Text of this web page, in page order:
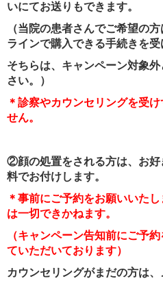
いにてお送りもできます。
（当院の患者さんでご希望の
ラインで購入できる手続きを受
そちらは、キャンペーン対象
さい。）
＊診察やカウンセリングを受
せん。
②顔の処置をされる方は、お好
料でお付けします。
＊事前にご予約をお願いいた
は一切できかねます。
（キャンペーン告知前にご予
ていただいております）
カウンセリングがまだの方は